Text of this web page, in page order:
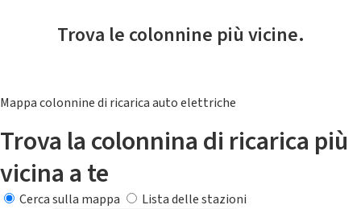
Trova le colonnine più vicine.
Mappa colonnine di ricarica auto elettriche
Trova la colonnina di ricarica più
vicina a te
Cerca sulla mappa
Lista delle stazioni